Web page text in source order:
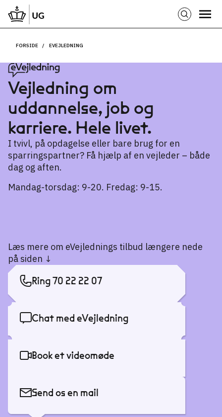
FORSIDE EVEJLEDNING
Vejledning om
uddannelse, job og
karriere. Hele livet.
I tvivl, på opdagelse eller bare brug for en
sparringspartner? Få hjælp af en vejleder – både
dag og aften.
Mandag-torsdag: 9-20. Fredag: 9-15.
Læs mere om eVejlednings tilbud længere nede
på siden ↓
Ring 70 22 22 07
Chat med eVejledning
Book et videomøde
Send os en mail